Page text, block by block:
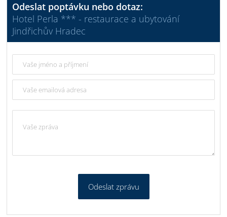
Odeslat poptávku nebo dotaz:
Hotel Perla *** - restaurace a ubytování
Jindřichův Hradec
Odeslat zprávu